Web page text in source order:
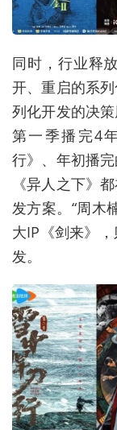
同时，行业释
开、重启的系
列化开发的决
第一季播完4
行》、年初播
《异人之下》
发方案。“周木
大IP《剑来》
发。